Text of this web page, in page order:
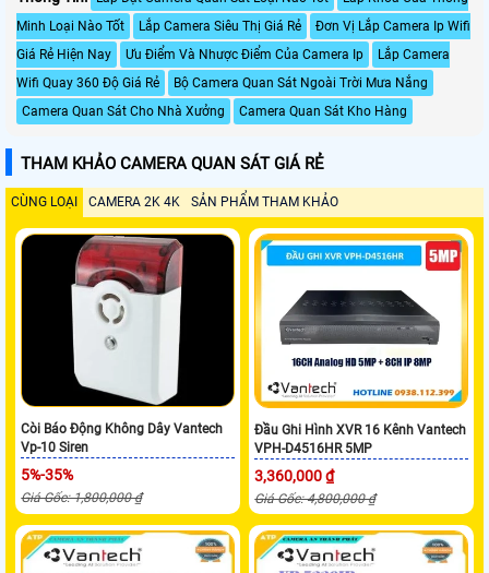
Minh Loại Nào Tốt
Lắp Camera Siêu Thị Giá Rẻ
Đơn Vị Lắp Camera Ip Wifi
Giá Rẻ Hiện Nay
Ưu Điểm Và Nhược Điểm Của Camera Ip
Lắp Camera
Wifi Quay 360 Độ Giá Rẻ
Bộ Camera Quan Sát Ngoài Trời Mưa Nắng
Camera Quan Sát Cho Nhà Xưởng
Camera Quan Sát Kho Hàng
THAM KHẢO CAMERA QUAN SÁT GIÁ RẺ
CÙNG LOẠI CAMERA 2K 4K SẢN PHẨM THAM KHẢO
Còi Báo Động Không Dây Vantech
Vp-10 Siren
5%-35%
Giá Gốc: 1,800,000 ₫
Đầu Ghi Hình XVR 16 Kênh Vantech
VPH-D4516HR 5MP
3,360,000 ₫
Giá Gốc: 4,800,000 ₫